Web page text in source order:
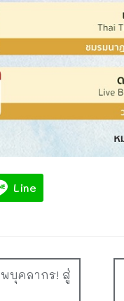
Line
พบุคลากร! สู่